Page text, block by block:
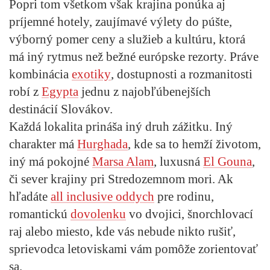
Popri tom všetkom však krajina ponúka aj
príjemné hotely, zaujímavé výlety do púšte,
výborný pomer ceny a služieb a kultúru, ktorá
má iný rytmus než bežné európske rezorty. Práve
kombinácia exotiky, dostupnosti a rozmanitosti
robí z Egypta jednu z najobľúbenejších
destinácií Slovákov.
Každá lokalita prináša iný druh zážitku. Iný
charakter má Hurghada, kde sa to hemží životom,
iný má pokojné Marsa Alam, luxusná El Gouna,
či sever krajiny pri Stredozemnom mori. Ak
hľadáte all inclusive oddych pre rodinu,
romantickú dovolenku vo dvojici, šnorchlovací
raj alebo miesto, kde vás nebude nikto rušiť,
sprievodca letoviskami vám pomôže zorientovať
sa.